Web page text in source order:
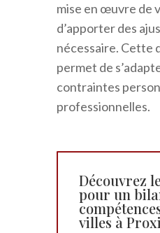
mise en œuvre de
d’apporter des
nécessaire. Cette
permet de
contraintes
professionnelles.
Découvrez
pour un
villes à